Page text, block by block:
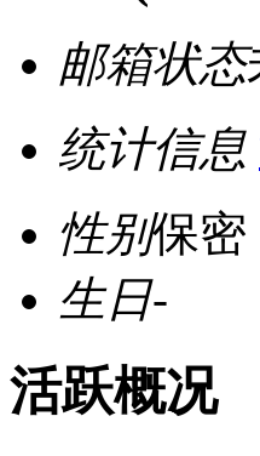
邮箱状态
统计信息
性别保密
生日-
活跃概况